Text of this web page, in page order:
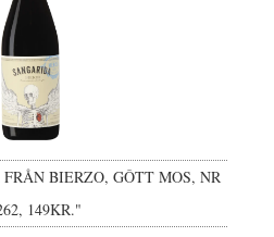
BIERZO, GÔTT MOS, NR
149KR."